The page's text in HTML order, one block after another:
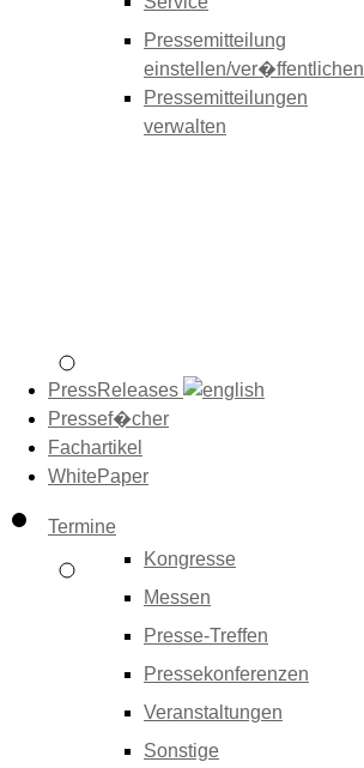
Pressemitteilung
einstellen/ver�ffentlichen
Pressemitteilungen
verwalten
PressReleases
Pressef�cher
Fachartikel
WhitePaper
Termine
Kongresse
Messen
Presse-Treffen
Pressekonferenzen
Veranstaltungen
Sonstige